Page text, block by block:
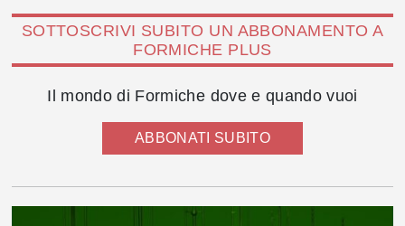
SOTTOSCRIVI SUBITO UN ABBONAMENTO A
FORMICHE PLUS
Il mondo di Formiche dove e quando vuoi
ABBONATI SUBITO